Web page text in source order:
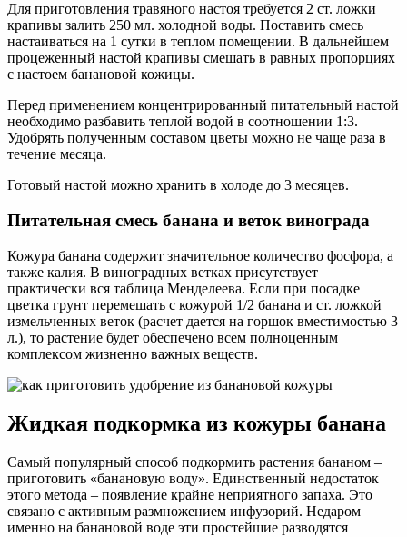
Для приготовления травяного настоя требуется 2 ст. ложки
крапивы залить 250 мл. холодной воды. Поставить смесь
настаиваться на 1 сутки в теплом помещении. В дальнейшем
процеженный настой крапивы смешать в равных пропорциях
с настоем банановой кожицы.
Перед применением концентрированный питательный настой
необходимо разбавить теплой водой в соотношении 1:3.
Удобрять полученным составом цветы можно не чаще раза в
течение месяца.
Готовый настой можно хранить в холоде до 3 месяцев.
Питательная смесь банана и веток винограда
Кожура банана содержит значительное количество фосфора, а
также калия. В виноградных ветках присутствует
практически вся таблица Менделеева. Если при посадке
цветка грунт перемешать с кожурой 1/2 банана и ст. ложкой
измельченных веток (расчет дается на горшок вместимостью 3
л.), то растение будет обеспечено всем полноценным
комплексом жизненно важных веществ.
Жидкая подкормка из кожуры банана
Самый популярный способ подкормить растения бананом –
приготовить «банановую воду». Единственный недостаток
этого метода – появление крайне неприятного запаха. Это
связано с активным размножением инфузорий. Недаром
именно на банановой воде эти простейшие разводятся